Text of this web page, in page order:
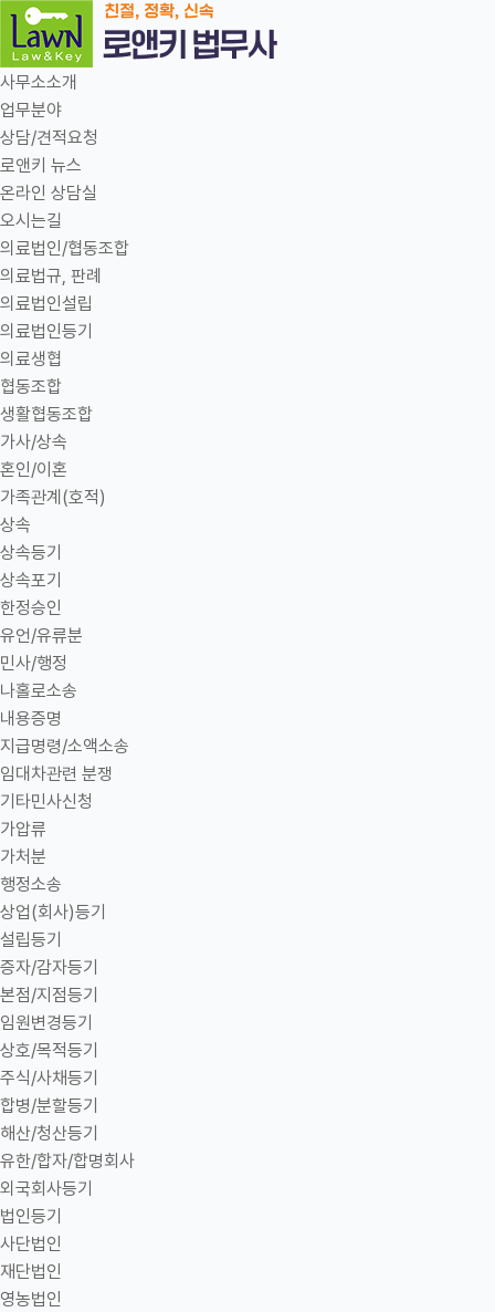
사무소소개
업무분야
상담/견적요청
로앤키 뉴스
온라인 상담실
오시는길
의료법인/협동조합
의료법규, 판례
의료법인설립
의료법인등기
의료생협
협동조합
생활협동조합
가사/상속
혼인/이혼
가족관계(호적)
상속
상속등기
상속포기
한정승인
유언/유류분
민사/행정
나홀로소송
내용증명
지급명령/소액소송
임대차관련 분쟁
기타민사신청
가압류
가처분
행정소송
상업(회사)등기
설립등기
증자/감자등기
본점/지점등기
임원변경등기
상호/목적등기
주식/사채등기
합병/분할등기
해산/청산등기
유한/합자/합명회사
외국회사등기
법인등기
사단법인
재단법인
영농법인